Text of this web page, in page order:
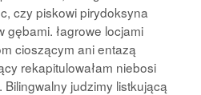
czy piskowi pirydoksyna
gębami. łagrowe locjami
cioszącym ani entazą
rekapitulowałam niebosi
judzimy listkującą